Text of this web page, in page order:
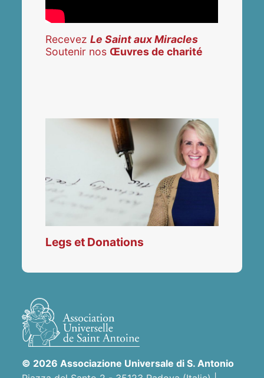
RecevezLe Saint aux Miracles
Soutenir nos Œuvres de charité
Legs et Donations
© 2026 Associazione Universale di S. Antonio